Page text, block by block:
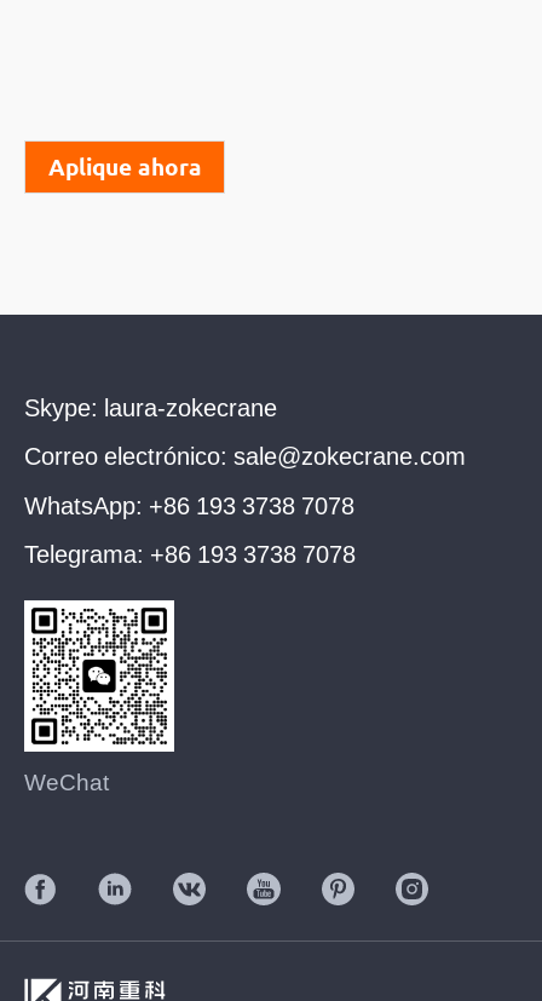
Aplique ahora
Skype: laura-zokecrane
Correo electrónico: sale@zokecrane.com
WhatsApp: +86 193 3738 7078
Telegrama: +86 193 3738 7078
WeChat